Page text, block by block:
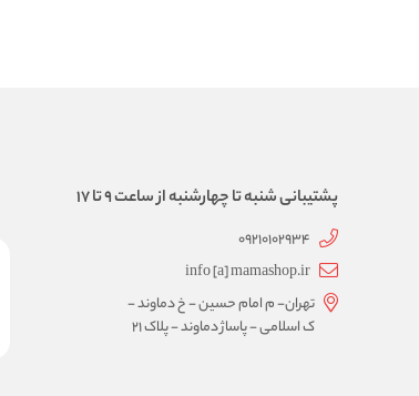
پشتیبانی شنبه تا چهارشنبه از ساعت 9 تا 17
09210102934
info [a] mamashop.ir
تهران- م امام حسین - خ دماوند -
ک اسلامی - پاساژ دماوند - پلاک 21